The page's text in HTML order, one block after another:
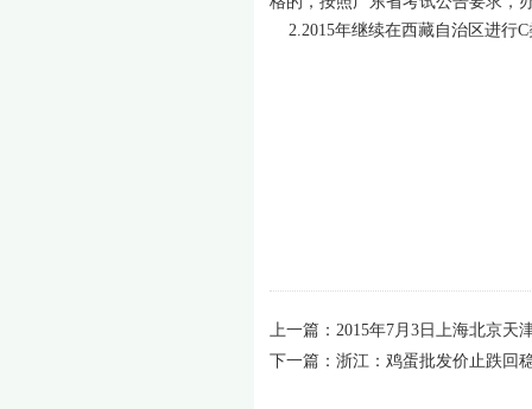
2.2015年继续在西藏自治区进行
上一篇： 2015年7月3日上海北京天
下一篇： 浙江：鸡蛋批发价止跌回